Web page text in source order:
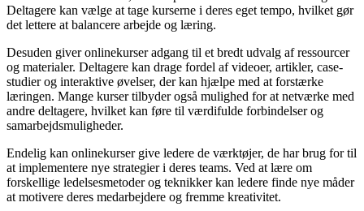
Deltagere kan vælge at tage kurserne i deres eget tempo, hvilket gør
det lettere at balancere arbejde og læring.
Desuden giver onlinekurser adgang til et bredt udvalg af ressourcer
og materialer. Deltagere kan drage fordel af videoer, artikler, case-
studier og interaktive øvelser, der kan hjælpe med at forstærke
læringen. Mange kurser tilbyder også mulighed for at netværke med
andre deltagere, hvilket kan føre til værdifulde forbindelser og
samarbejdsmuligheder.
Endelig kan onlinekurser give ledere de værktøjer, de har brug for til
at implementere nye strategier i deres teams. Ved at lære om
forskellige ledelsesmetoder og teknikker kan ledere finde nye måder
at motivere deres medarbejdere og fremme kreativitet.